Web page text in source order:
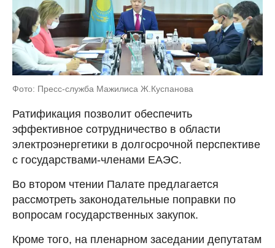
Фото: Пресс-служба Мажилиса Ж.Куспанова
Ратификация позволит обеспечить
эффективное сотрудничество в области
электроэнергетики в долгосрочной перспективе
с государствами-членами ЕАЭС.
Во втором чтении Палате предлагается
рассмотреть законодательные поправки по
вопросам государственных закупок.
Кроме того, на пленарном заседании депутатам